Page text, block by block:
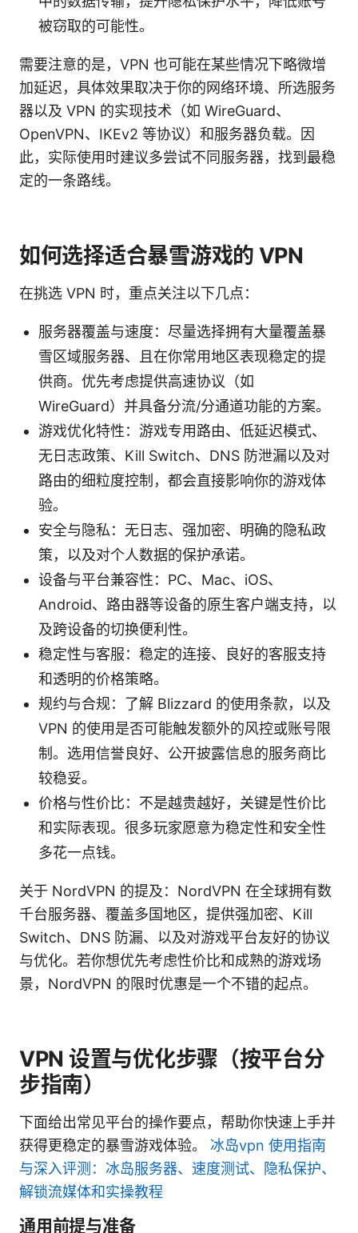
被窃取的可能性。
需要注意的是，VPN 也可能在某些情况下略微增
加延迟，具体效果取决于你的网络环境、所选服务
器以及 VPN 的实现技术（如 WireGuard、
OpenVPN、IKEv2 等协议）和服务器负载。因
此，实际使用时建议多尝试不同服务器，找到最稳
定的一条路线。
如何选择适合暴雪游戏的 VPN
在挑选 VPN 时，重点关注以下几点：
服务器覆盖与速度：尽量选择拥有大量覆盖暴
雪区域服务器、且在你常用地区表现稳定的提
供商。优先考虑提供高速协议（如
WireGuard）并具备分流/分通道功能的方案。
游戏优化特性：游戏专用路由、低延迟模式、
无日志政策、Kill Switch、DNS 防泄漏以及对
路由的细粒度控制，都会直接影响你的游戏体
验。
安全与隐私：无日志、强加密、明确的隐私政
策，以及对个人数据的保护承诺。
设备与平台兼容性：PC、Mac、iOS、
Android、路由器等设备的原生客户端支持，以
及跨设备的切换便利性。
稳定性与客服：稳定的连接、良好的客服支持
和透明的价格策略。
规约与合规：了解 Blizzard 的使用条款，以及
VPN 的使用是否可能触发额外的风控或账号限
制。选用信誉良好、公开披露信息的服务商比
较稳妥。
价格与性价比：不是越贵越好，关键是性价比
和实际表现。很多玩家愿意为稳定性和安全性
多花一点钱。
关于 NordVPN 的提及：NordVPN 在全球拥有数
千台服务器、覆盖多国地区，提供强加密、Kill
Switch、DNS 防漏、以及对游戏平台友好的协议
与优化。若你想优先考虑性价比和成熟的游戏场
景，NordVPN 的限时优惠是一个不错的起点。
VPN 设置与优化步骤（按平台分
步指南）
下面给出常见平台的操作要点，帮助你快速上手并
获得更稳定的暴雪游戏体验。 冰岛vpn 使用指南
与深入评测：冰岛服务器、速度测试、隐私保护、
解锁流媒体和实操教程
通用前提与准备